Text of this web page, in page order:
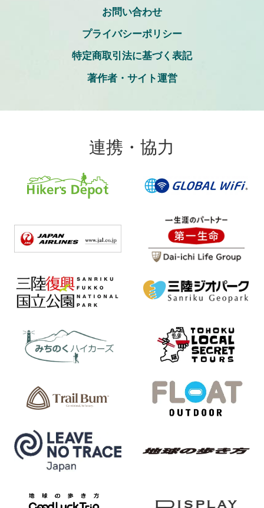
お問い合わせ
プライバシーポリシー
特定商取引法に基づく表記
著作者・サイト運営
連携・協力